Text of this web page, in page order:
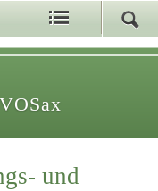
und